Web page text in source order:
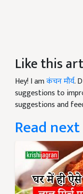
Like this
Hey! I amकंचन मौर्य.
suggestions to
suggestions and
Read next